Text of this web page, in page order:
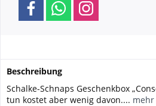
Beschreibung
Schalke-Schnaps Geschenkbox
tun kostet aber wenig davon.... mehr